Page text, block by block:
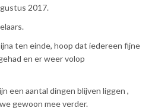
2017.
ten einde, hoop dat iedereen fijne
en er weer volop
een aantal dingen blijven liggen ,
gewoon mee verder.